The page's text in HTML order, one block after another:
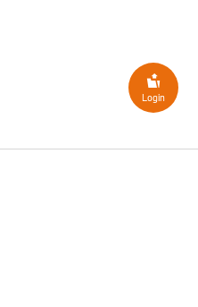
Login